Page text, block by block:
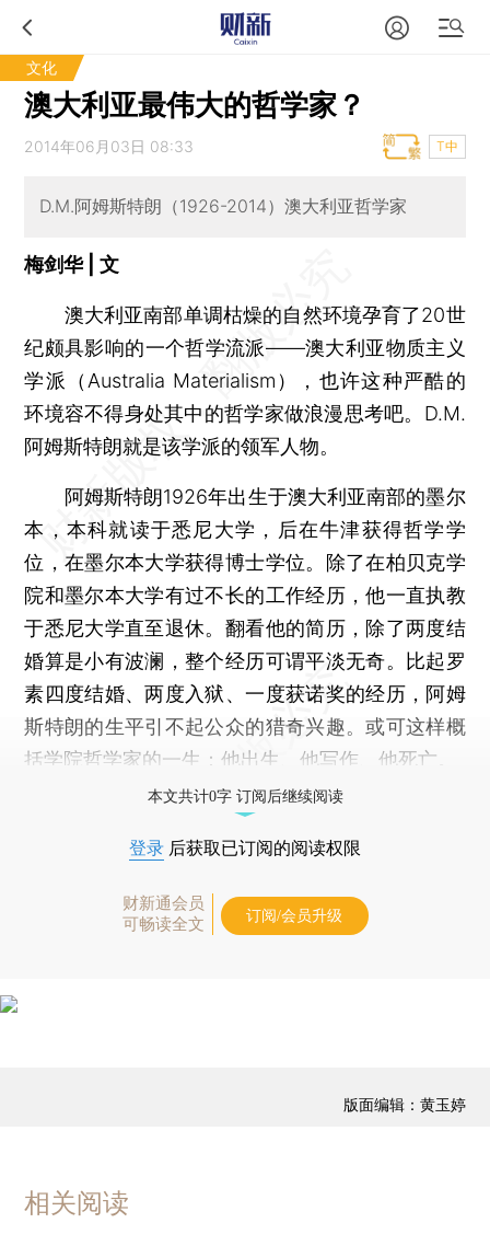
文化
澳大利亚最伟大的哲学家？
2014年06月03日 08:33 T中
D.M.阿姆斯特朗（1926-2014）澳大利亚哲学家
梅剑华 | 文
澳大利亚南部单调枯燥的自然环境孕育了20世
纪颇具影响的一个哲学流派——澳大利亚物质主义
学派（Australia Materialism），也许这种严酷的
环境容不得身处其中的哲学家做浪漫思考吧。D.M.
阿姆斯特朗就是该学派的领军人物。
阿姆斯特朗1926年出生于澳大利亚南部的墨尔
本，本科就读于悉尼大学，后在牛津获得哲学学
位，在墨尔本大学获得博士学位。除了在柏贝克学
院和墨尔本大学有过不长的工作经历，他一直执教
于悉尼大学直至退休。翻看他的简历，除了两度结
婚算是小有波澜，整个经历可谓平淡无奇。比起罗
素四度结婚、两度入狱、一度获诺奖的经历，阿姆
斯特朗的生平引不起公众的猎奇兴趣。或可这样概
括学院哲学家的一生：他出生、他写作、他死亡。
本文共计0字 订阅后继续阅读
登录 后获取已订阅的阅读权限
财新通会员
可畅读全文
订阅/会员升级
版面编辑：黄玉婷
相关阅读